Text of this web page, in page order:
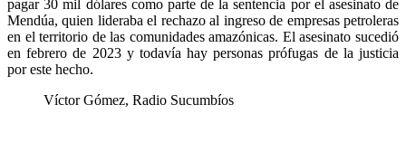
pagar 30 mil dólares como parte de la sentencia por el asesinato de
Mendúa, quien lideraba el rechazo al ingreso de empresas petroleras
en el territorio de las comunidades amazónicas. El asesinato sucedió
en febrero de 2023 y todavía hay personas prófugas de la justicia
por este hecho.
Víctor Gómez, Radio Sucumbíos